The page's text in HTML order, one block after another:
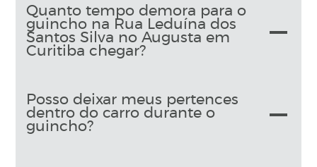
Quanto tempo demora para o
guincho na Rua Leduína dos
Santos Silva no Augusta em
Curitiba chegar?
Posso deixar meus pertences
dentro do carro durante o
guincho?